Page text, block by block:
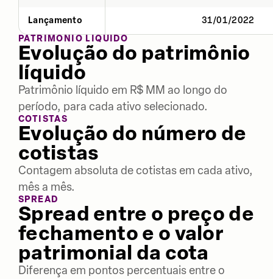
Lançamento
31/01/2022
PATRIMÔNIO LÍQUIDO
Evolução do patrimônio
líquido
Patrimônio líquido em R$ MM ao longo do
período, para cada ativo selecionado.
COTISTAS
Evolução do número de
cotistas
Contagem absoluta de cotistas em cada ativo,
mês a mês.
SPREAD
Spread entre o preço de
fechamento e o valor
patrimonial da cota
Diferença em pontos percentuais entre o